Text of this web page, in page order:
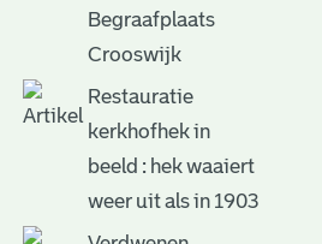
Begraafplaats
Crooswijk
Restauratie
kerkhofhek in
beeld : hek waaiert
weer uit als in 1903